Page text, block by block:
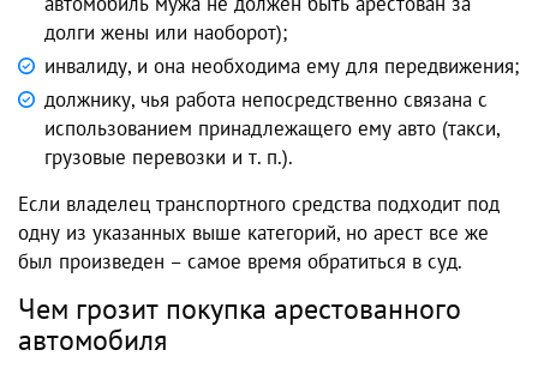
долги жены или наоборот);
инвалиду, и она необходима ему для передвижения;
должнику, чья работа непосредственно связана с
использованием принадлежащего ему авто (такси,
грузовые перевозки и т. п.).
Если владелец транспортного средства подходит под
одну из указанных выше категорий, но арест все же
был произведен – самое время обратиться в суд.
Чем грозит покупка арестованного
автомобиля